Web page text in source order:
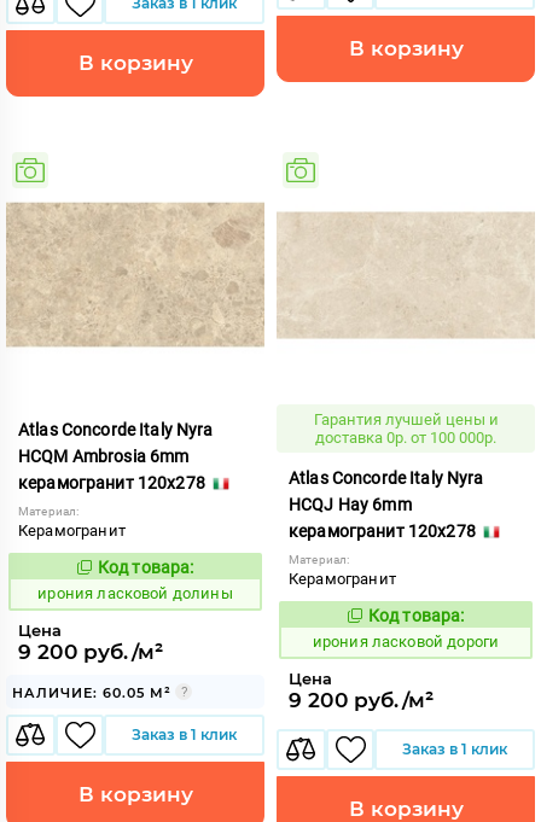
В корзину
В корзину
Atlas Concorde Italy Nyra
HCQM Ambrosia 6mm
керамогранит 120x278
Материал:
Керамогранит
1099021
Код товара:
ирония ласковой долины
Цена
9 200 руб./м²
НАЛИЧИЕ: 60.05 М²
Заказ в 1 клик
В корзину
Гарантия лучшей цены и
доставка 0р. от 100 000р.
Atlas Concorde Italy Nyra
HCQJ Hay 6mm
керамогранит 120x278
Материал:
Керамогранит
1099022
Код товара:
ирония ласковой дороги
Цена
9 200 руб./м²
Заказ в 1 клик
В корзину